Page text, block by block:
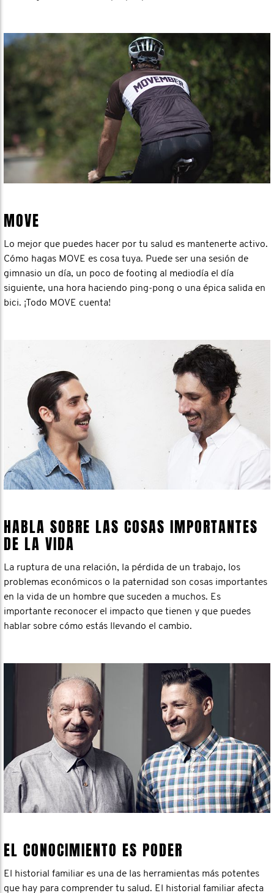
MOVE
Lo mejor que puedes hacer por tu salud es mantenerte activo.
Cómo hagas MOVE es cosa tuya. Puede ser una sesión de
gimnasio un día, un poco de footing al mediodía el día
siguiente, una hora haciendo ping-pong o una épica salida en
bici. ¡Todo MOVE cuenta!
HABLA SOBRE LAS COSAS IMPORTANTES
DE LA VIDA
La ruptura de una relación, la pérdida de un trabajo, los
problemas económicos o la paternidad son cosas importantes
en la vida de un hombre que suceden a muchos. Es
importante reconocer el impacto que tienen y que puedes
hablar sobre cómo estás llevando el cambio.
EL CONOCIMIENTO ES PODER
El historial familiar es una de las herramientas más potentes
que hay para comprender tu salud. El historial familiar afecta